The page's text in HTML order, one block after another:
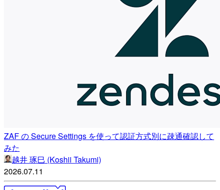
ZAF の Secure Settings を使って認証方式別に疎通確認して
みた
越井 琢巳 (Koshii Takumi)
2026.07.11